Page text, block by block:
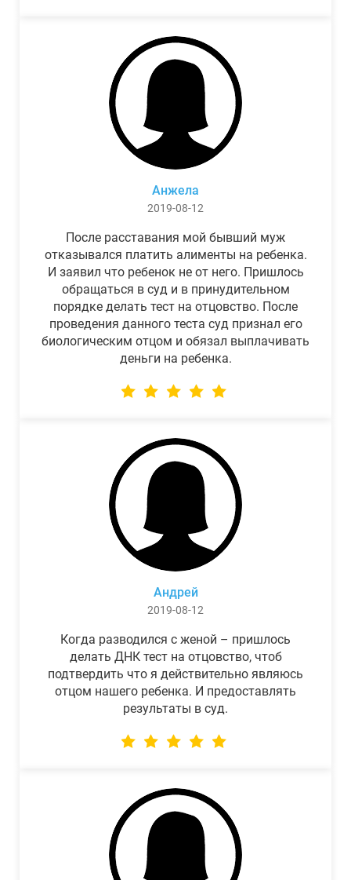
Анжела
2019-08-12
После расставания мой бывший муж
отказывался платить алименты на ребенка.
И заявил что ребенок не от него. Пришлось
обращаться в суд и в принудительном
порядке делать тест на отцовство. После
проведения данного теста суд признал его
биологическим отцом и обязал выплачивать
деньги на ребенка.
Андрей
2019-08-12
Когда разводился с женой – пришлось
делать ДНК тест на отцовство, чтоб
подтвердить что я действительно являюсь
отцом нашего ребенка. И предоставлять
результаты в суд.